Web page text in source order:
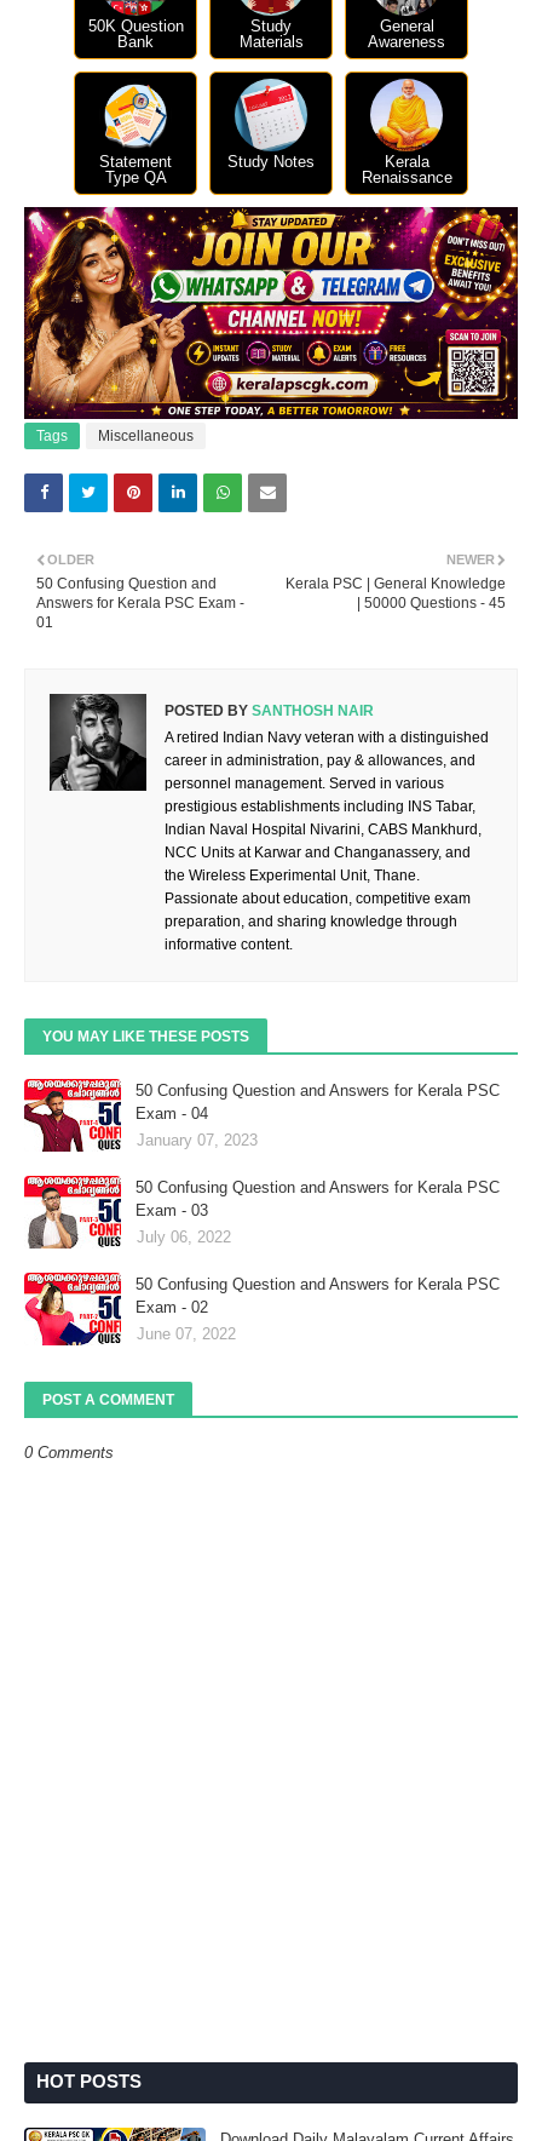
50K Question
Bank
Study
Materials
General
Awareness
Statement
Type QA
Study Notes
Kerala
Renaissance
Tags Miscellaneous
NEWER
Kerala PSC | General Knowledge
| 50000 Questions - 45
OLDER
50 Confusing Question and
Answers for Kerala PSC Exam -
01
POSTED BY SANTHOSH NAIR
A retired Indian Navy veteran with a distinguished
career in administration, pay & allowances, and
personnel management. Served in various
prestigious establishments including INS Tabar,
Indian Naval Hospital Nivarini, CABS Mankhurd,
NCC Units at Karwar and Changanassery, and
the Wireless Experimental Unit, Thane.
Passionate about education, competitive exam
preparation, and sharing knowledge through
informative content.
YOU MAY LIKE THESE POSTS
50 Confusing Question and Answers for Kerala PSC
Exam - 04
January 07, 2023
50 Confusing Question and Answers for Kerala PSC
Exam - 03
July 06, 2022
50 Confusing Question and Answers for Kerala PSC
Exam - 02
June 07, 2022
POST A COMMENT
0 Comments
HOT POSTS